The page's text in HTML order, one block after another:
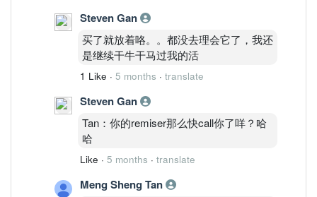
Steven Gan
买了就放着咯。。都没去理会它了，我还
是继续干牛干马过我的活
1 Like · 5 months · translate
Steven Gan
Tan：你的remiser那么快call你了咩？哈
哈
Like · 5 months · translate
Meng Sheng Tan